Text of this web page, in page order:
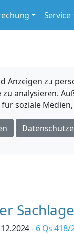
Service
Anzeigen zu
analysieren.
soziale
- 6 Qs 418/